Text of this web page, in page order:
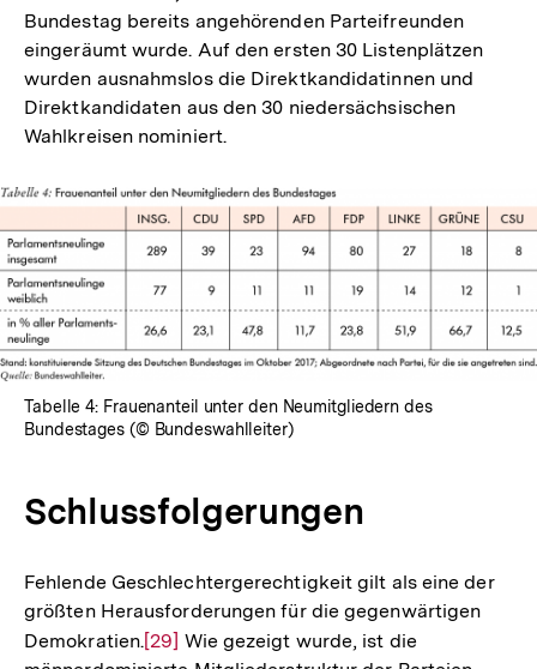
Bundestag bereits angehörenden Parteifreunden
eingeräumt wurde. Auf den ersten 30 Listenplätzen
wurden ausnahmslos die Direktkandidatinnen und
Direktkandidaten aus den 30 niedersächsischen
Wahlkreisen nominiert.
Tabelle 4: Frauenanteil unter den Neumitgliedern des
Bundestages (© Bundeswahlleiter)
Schlussfolgerungen
Fehlende Geschlechtergerechtigkeit gilt als eine der
größten Herausforderungen für die gegenwärtigen
Demokratien.Zur
[29] Wie gezeigt wurde, ist die